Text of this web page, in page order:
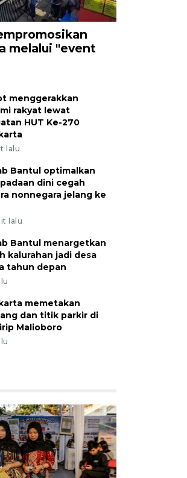
melalui "event
menggerakkan
rakyat lewat
HUT Ke-270
lalu
Bantul optimalkan
dini cegah
nonnegara jelang ke
lalu
Bantul menargetkan
kalurahan jadi desa
tahun depan
memetakan
dan titik parkir di
Malioboro